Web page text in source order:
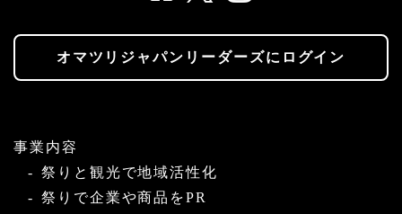
オマツリジャパンリーダーズにログイン
事業内容
祭りと観光で地域活性化
祭りで企業や商品をPR